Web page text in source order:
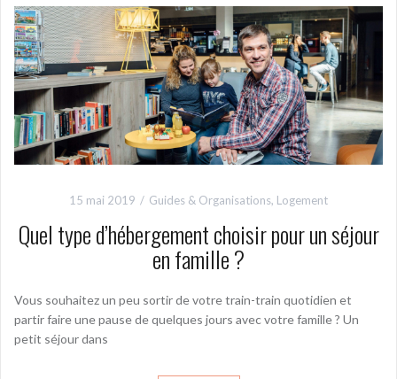
15 mai 2019 Guides & Organisations, Logement
Quel type d’hébergement choisir pour un séjour
en famille ?
Vous souhaitez un peu sortir de votre train-train quotidien et
partir faire une pause de quelques jours avec votre famille ? Un
petit séjour dans